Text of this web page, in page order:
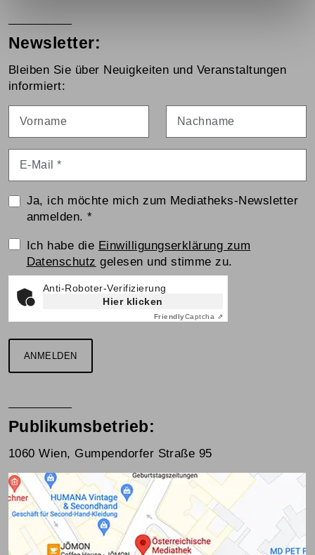
Newsletter:
Bleiben Sie über Neuigkeiten und Veranstaltungen
informiert:
Ja, ich möchte mich zum Mediatheks-Newsletter
anmelden.*
Einwilligungserklärung
Ich habe die Einwilligungserklärung zum
Datenschutz gelesen und stimme zu.
Anti-Roboter-Verifizierung
Hier klicken
FriendlyCaptcha ⇗
ANMELDEN
Publikumsbetrieb:
1060 Wien, Gumpendorfer Straße 95